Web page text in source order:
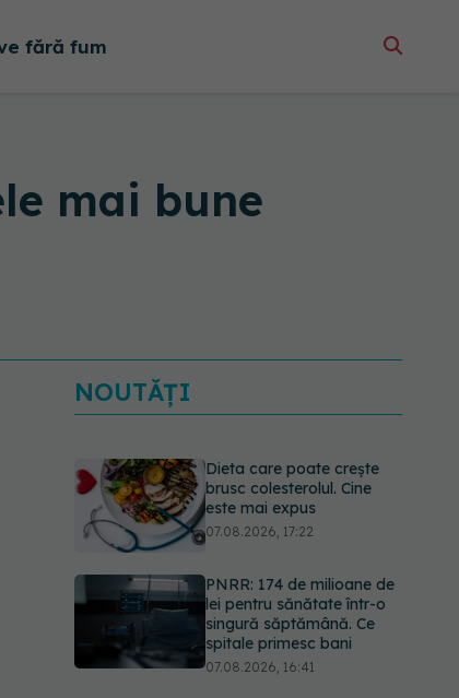
fără fum
mai bune
NOUTĂȚI
Dieta care poate crește
brusc colesterolul. Cine
este mai expus
07.08.2026, 17:22
PNRR: 174 de milioane de
lei pentru sănătate într-o
singură săptămână. Ce
spitale primesc bani
07.08.2026, 16:41